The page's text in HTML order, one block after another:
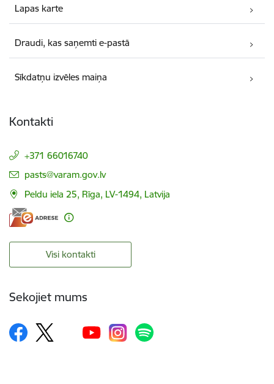
Lapas karte
Draudi, kas saņemti e-pastā
Sīkdatņu izvēles maiņa
Kontakti
+371 66016740
E-pasts:
pasts@varam.gov.lv
Peldu iela 25, Rīga, LV-1494, Latvija
Visi kontakti
Sekojiet mums